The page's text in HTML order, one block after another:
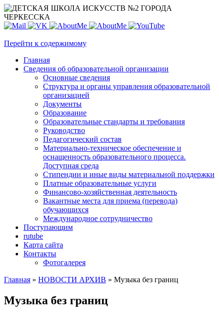
Перейти к содержимому
Главная
Сведения об образовательной организации
Основные сведения
Структура и органы управления образовательной
организацией
Документы
Образование
Образовательные стандарты и требования
Руководство
Педагогический состав
Материально-техническое обеспечение и
оснащенность образовательного процесса.
Доступная среда
Стипендии и иные виды материальной поддержки
Платные образовательные услуги
Финансово-хозяйственная деятельность
Вакантные места для приема (перевода)
обучающихся
Международное сотрудничество
Поступающим
rutube
Карта сайта
Контакты
Фотогалерея
Главная » НОВОСТИ АРХИВ » Музыка без границ
Музыка без границ